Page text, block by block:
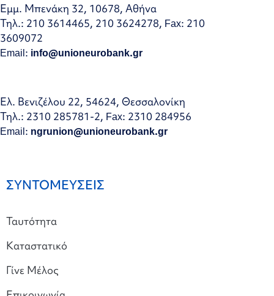
Εμμ. Μπενάκη 32, 10678, Αθήνα
Τηλ.: 210 3614465, 210 3624278, Fax: 210
3609072
Email: info@unioneurobank.gr
Ελ. Βενιζέλου 22, 54624, Θεσσαλονίκη
Τηλ.: 2310 285781-2, Fax: 2310 284956
Email: ngrunion@unioneurobank.gr
ΣΥΝΤΟΜΕΥΣΕΙΣ
Ταυτότητα
Καταστατικό
Γίνε Μέλος